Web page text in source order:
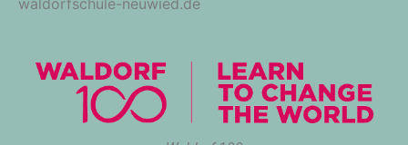
waldorfschule-neuwied.de